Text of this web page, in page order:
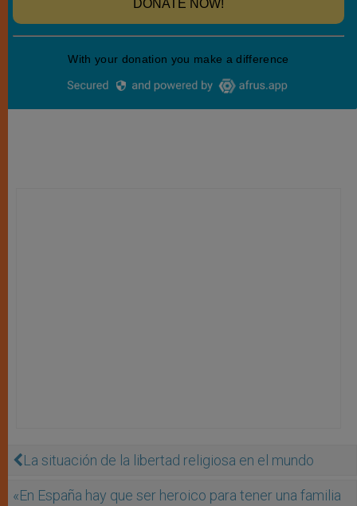
La situación de la libertad religiosa en el mundo
«En España hay que ser heroico para tener una familia